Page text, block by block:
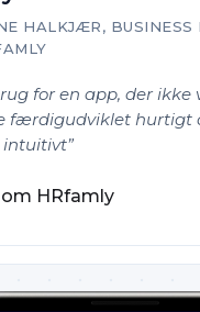
HALKJÆR, BUSINESS
for en app, der ikke
færdigudviklet hurtigt
intuitivt
HRfamly